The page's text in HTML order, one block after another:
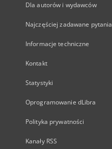
Dla autorów i wydawców
Najczęściej zadawane pytania
Informacje techniczne
Kontakt
Statystyki
Oprogramowanie dLibra
Polityka prywatności
Kanały RSS